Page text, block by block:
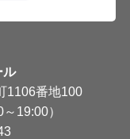
ル
1106番地100
19:00）